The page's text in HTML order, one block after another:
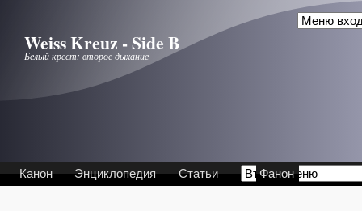
Weiss Kreuz - Side B
Белый крест: второе дыхание
Канон Энциклопедия Статьи Фанон